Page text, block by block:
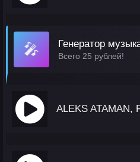
🎤 Генератор
Всего 25 рублей!